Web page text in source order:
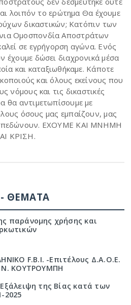
λοιπόν το ερώτημα Θα έχουμε
δικαστικών; Κατόπιν των
Ομοσπονδία Αποστράτων
σε εγρήγορση αγώνα. Ενός
έχουμε δώσει διαχρονικά μέσα
και καταξιωθήκαμε. Κάποτε
και όλους εκείνους που
νόμους και τις δικαστικές
θα αντιμετωπίσουμε με
όσους μας εμπαίζουν, μας
ΕΧΟΥΜΕ ΚΑΙ ΜΝΗΜΗ
ΚΡΙΣΗ.
ΘΕΜΑΤΑ
παράνομης χρήσης και
F.B.I. -Επιτέλους Δ.Α.Ο.Ε.
Ν. ΚΟΥΤΡΟΥΜΠΗ
της Βίας κατά των
2025